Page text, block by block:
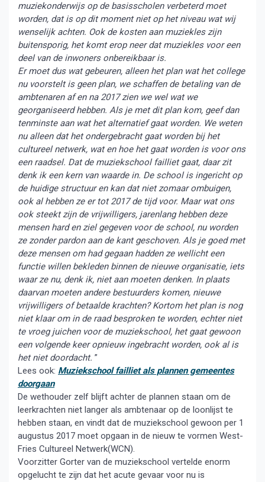
muziekonderwijs op de basisscholen verbeterd moet
worden, dat is op dit moment niet op het niveau wat wij
wenselijk achten. Ook de kosten aan muziekles zijn
buitensporig, het komt erop neer dat muziekles voor een
deel van de inwoners onbereikbaar is.
Er moet dus wat gebeuren, alleen het plan wat het college
nu voorstelt is geen plan, we schaffen de betaling van de
ambtenaren af en na 2017 zien we wel wat we
georganiseerd hebben. Als je met dit plan kom, geef dan
tenminste aan wat het alternatief gaat worden. We weten
nu alleen dat het ondergebracht gaat worden bij het
cultureel netwerk, wat en hoe het gaat worden is voor ons
een raadsel. Dat de muziekschool failliet gaat, daar zit
denk ik een kern van waarde in. De school is ingericht op
de huidige structuur en kan dat niet zomaar ombuigen,
ook al hebben ze er tot 2017 de tijd voor. Maar wat ons
ook steekt zijn de vrijwilligers, jarenlang hebben deze
mensen hard en ziel gegeven voor de school, nu worden
ze zonder pardon aan de kant geschoven. Als je goed met
deze mensen om had gegaan hadden ze wellicht een
functie willen bekleden binnen de nieuwe organisatie, iets
waar ze nu, denk ik, niet aan moeten denken. In plaats
daarvan moeten andere bestuurders komen, nieuwe
vrijwilligers of betaalde krachten? Kortom het plan is nog
niet klaar om in de raad besproken te worden, echter niet
te vroeg juichen voor de muziekschool, het gaat gewoon
een volgende keer opnieuw ingebracht worden, ook al is
het niet doordacht. ”
Lees ook: Muziekschool failliet als plannen gemeentes
doorgaan
De wethouder zelf blijft achter de plannen staan om de
leerkrachten niet langer als ambtenaar op de loonlijst te
hebben staan, en vindt dat de muziekschool gewoon per 1
augustus 2017 moet opgaan in de nieuw te vormen West-
Fries Cultureel Netwerk(WCN).
Voorzitter Gorter van de muziekschool vertelde enorm
opgelucht te zijn dat het acute gevaar voor nu is